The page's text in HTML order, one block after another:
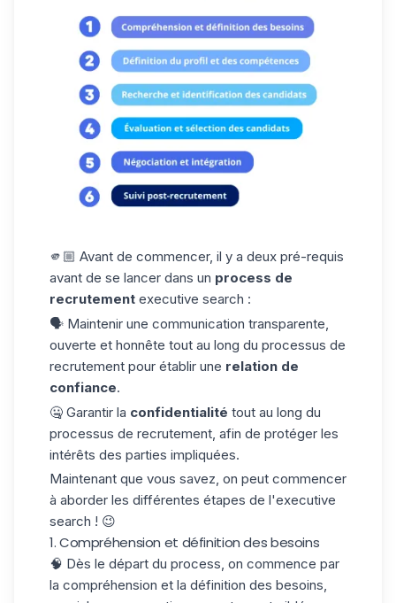
🫵🏼 Avant de commencer, il y a deux pré-requis
avant de se lancer dans un process de
recrutement executive search :
🗣️ Maintenir une communication transparente,
ouverte et honnête tout au long du processus de
recrutement pour établir une relation de
confiance.
🤐 Garantir la confidentialité tout au long du
processus de recrutement, afin de protéger les
intérêts des parties impliquées.
Maintenant que vous savez, on peut commencer
à aborder les différentes étapes de l'executive
search ! 😉
1. Compréhension et définition des besoins
🧠 Dès le départ du process, on commence par
la compréhension et la définition des besoins,